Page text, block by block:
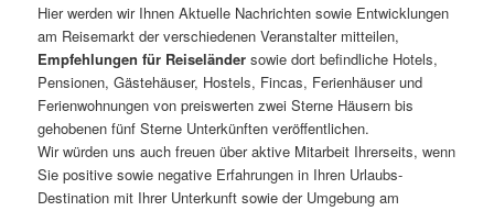
Hier werden wir Ihnen Aktuelle Nachrichten sowie Entwicklungen
am Reisemarkt der verschiedenen Veranstalter mitteilen,
Empfehlungen für Reiseländer sowie dort befindliche Hotels,
Pensionen, Gästehäuser, Hostels, Fincas, Ferienhäuser und
Ferienwohnungen von preiswerten zwei Sterne Häusern bis
gehobenen fünf Sterne Unterkünften veröffentlichen.
Wir würden uns auch freuen über aktive Mitarbeit Ihrerseits, wenn
Sie positive sowie negative Erfahrungen in Ihren Urlaubs-
Destination mit Ihrer Unterkunft sowie der Umgebung am